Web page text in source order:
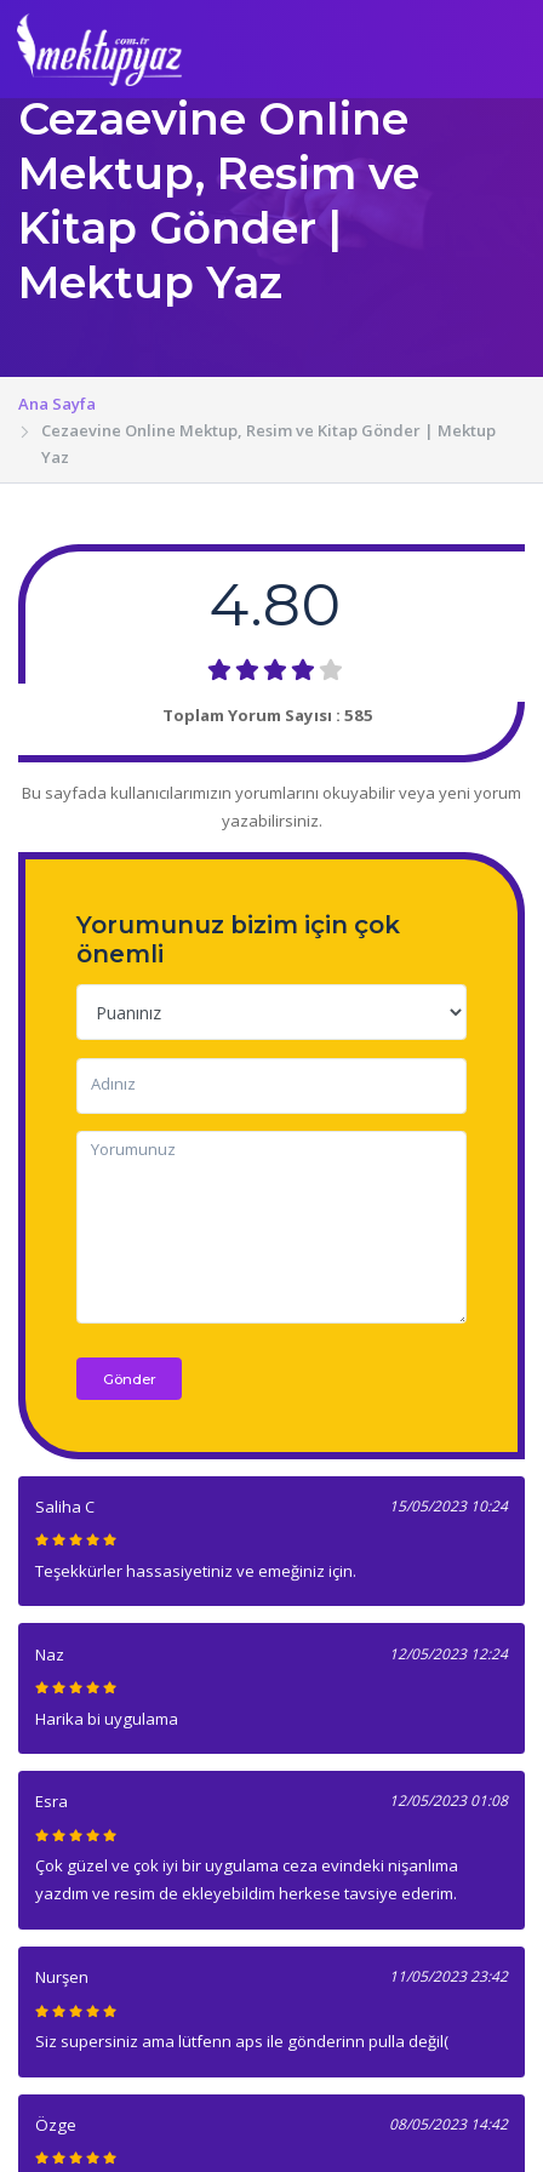
Cezaevine Online
Mektup, Resim ve
Kitap Gönder |
Mektup Yaz
Ana Sayfa
Cezaevine Online Mektup, Resim ve Kitap Gönder | Mektup
Yaz
4.80
Toplam Yorum Sayısı : 585
Bu sayfada kullanıcılarımızın yorumlarını okuyabilir veya yeni yorum
yazabilirsiniz.
Yorumunuz bizim için çok
önemli
Gönder
Saliha C 15/05/2023 10:24
Teşekkürler hassasiyetiniz ve emeğiniz için.
Naz 12/05/2023 12:24
Harika bi uygulama
Esra 12/05/2023 01:08
Çok güzel ve çok iyi bir uygulama ceza evindeki nişanlıma
yazdım ve resim de ekleyebildim herkese tavsiye ederim.
Nurşen 11/05/2023 23:42
Siz supersiniz ama lütfenn aps ile gönderinn pulla değil(
Özge 08/05/2023 14:42